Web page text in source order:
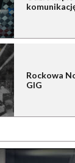
Rockowa
GIG